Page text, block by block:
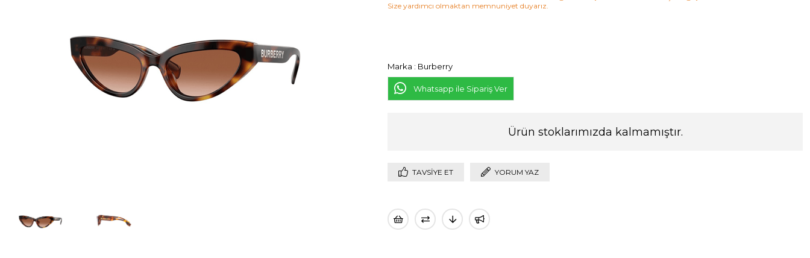
Size yardımcı olmaktan memnuniyet duyarız.
Marka : Burberry
Whatsapp ile Sipariş Ver
Ürün stoklarımızda kalmamıştır.
TAVSIYE ET YORUM YAZ